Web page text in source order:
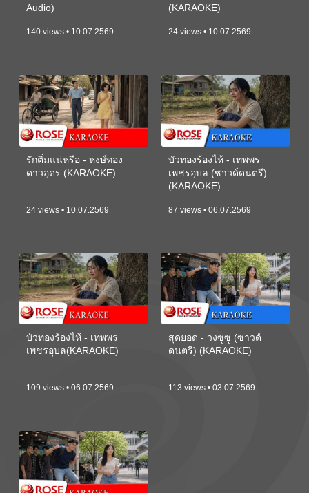
Audio)
140 views • 10.07.2569
(KARAOKE)
24 views • 10.07.2569
รักติ๋มแน่หรือ - หงษ์ทอง
ดาวอุดร (KARAOKE)
24 views • 10.07.2569
บัวทองร้องไห้ - เทพพร
เพชรอุบล (ซาวด์ดนตรี)
(KARAOKE)
87 views • 06.07.2569
บัวทองร้องไห้ - เทพพร
เพชรอุบล(KARAOKE)
109 views • 06.07.2569
สุดยอด - วงซูซู (ซาวด์
ดนตรี) (KARAOKE)
113 views • 03.07.2569